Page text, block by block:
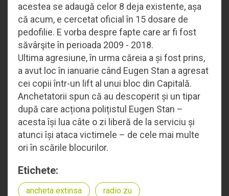
acestea se adaugă celor 8 deja existente, așa
că acum, e cercetat oficial în 15 dosare de
pedofilie. E vorba despre fapte care ar fi fost
săvârşite în perioada 2009 - 2018.
Ultima agresiune, în urma căreia a și fost prins,
a avut loc în ianuarie când Eugen Stan a agresat
cei copii într-un lift al unui bloc din Capitală.
Anchetatorii spun că au descoperit și un tipar
după care acționa polițistul Eugen Stan –
acesta își lua câte o zi liberă de la serviciu și
atunci își ataca victimele – de cele mai multe
ori în scările blocurilor.
Etichete:
ancheta extinsa radio zu